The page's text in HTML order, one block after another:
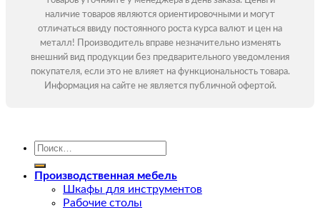
наличие товаров являются ориентировочными и могут
отличаться ввиду постоянного роста курса валют и цен на
металл! Производитель вправе незначительно изменять
внешний вид продукции без предварительного уведомления
покупателя, если это не влияет на функциональность товара.
Информация на сайте не является публичной офертой.
Искать:
Производственная мебель
Шкафы для инструментов
Рабочие столы